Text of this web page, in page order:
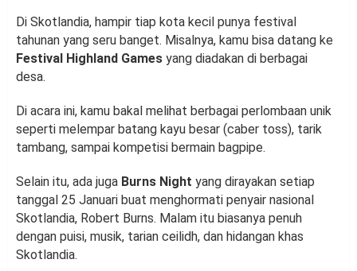
Di Skotlandia, hampir tiap kota kecil punya festival
tahunan yang seru banget. Misalnya, kamu bisa datang ke
Festival Highland Games yang diadakan di berbagai
desa.
Di acara ini, kamu bakal melihat berbagai perlombaan unik
seperti melempar batang kayu besar (caber toss), tarik
tambang, sampai kompetisi bermain bagpipe.
Selain itu, ada juga Burns Night yang dirayakan setiap
tanggal 25 Januari buat menghormati penyair nasional
Skotlandia, Robert Burns. Malam itu biasanya penuh
dengan puisi, musik, tarian ceilidh, dan hidangan khas
Skotlandia.